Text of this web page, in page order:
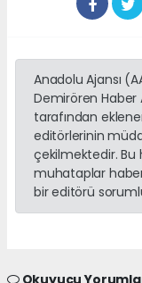
Anadolu Ajansı
Demirören Haber
tarafından
editörlerinin
çekilmektedir. Bu
muhataplar
bir editörü
Okuyucu